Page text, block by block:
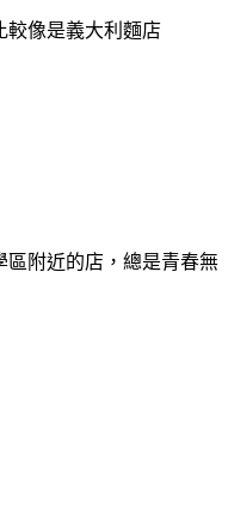
較像是義大利麵店
附近的店，總是青春無